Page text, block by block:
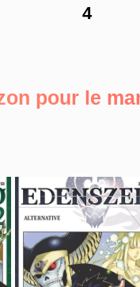
4
pour le